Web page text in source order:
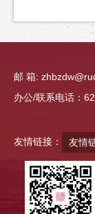
邮 箱:
办公/联系电话：
友情链接： 友情